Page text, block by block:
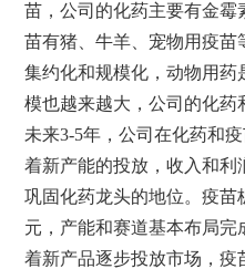
苗，公司的化药主要有金霉
苗有猪、牛羊、宠物用疫苗
集约化和规模化，动物用
模也越来越大，公司的化药
未来3-5年，公司在化药和
着新产能的投放，收入和
巩固化药龙头的地位。疫苗
元，产能和赛道基本布局
着新产品逐步投放市场，疫